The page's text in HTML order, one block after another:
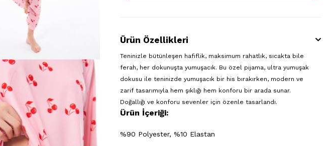
Ürün Özellikleri
Teninizle bütünleşen hafiflik, maksimum rahatlık, sıcakta bile
ferah, her dokunuşta yumuşacık. Bu özel pijama, ultra yumuşak
dokusu ile teninizde yumuşacık bir his bırakırken, modern ve
zarif tasarımıyla hem şıklığı hem konforu bir arada sunar.
Doğallığı ve konforu sevenler için özenle tasarlandı.
Ürün İçeriği:
%90 Polyester, %10 Elastan